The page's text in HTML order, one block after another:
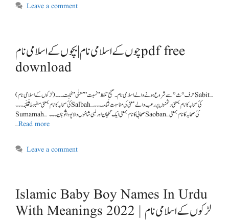
Leave a comment
چوں کے اسلامی نام | بچوں کے اسلامی نام pdf free
download
(لڑکوں کے اسلامی نام ) حرف °ث° سے شروع ہونے والے اسلامی نام ۔ صحیح تلفظ ” نسبت ” معنٰی” ثَابِت۔۔۔Sabit…
کئ صحابہ کا نام بمعنی مضبوط ثَعْلَبَہ۔۔۔Salbah…کئ صحابہ کا نام بمعنی دشمنوں پر رعب والے معنی کی مناسبت ثُمَامَہ۔۔۔
Sumamah… صحابی کا نام بمعنی ایک گنجان اور لمبی شاخوں والا پودا ثَوْبَان۔۔۔Saoban…کئ صحابہ کا نام بمعنی
…Read more
Leave a comment
Islamic Baby Boy Names In Urdu
With Meanings 2022 | لڑکوں کے اسلامی نام